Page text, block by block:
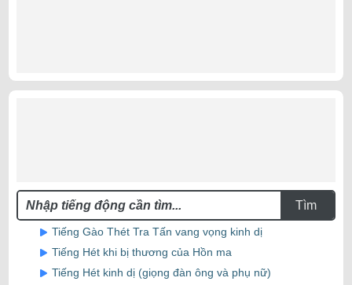
Tìm
Tiếng Gào Thét Tra Tấn vang vọng kinh dị
Tiếng Hét khi bị thương của Hồn ma
Tiếng Hét kinh dị (giọng đàn ông và phụ nữ)